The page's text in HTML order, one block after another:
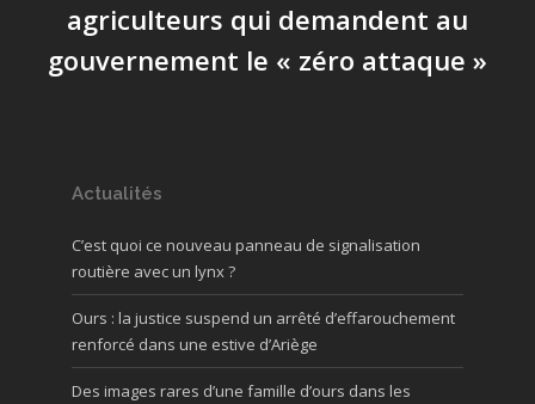
agriculteurs qui demandent au
gouvernement le « zéro attaque »
Actualités
C’est quoi ce nouveau panneau de signalisation
routière avec un lynx ?
Ours : la justice suspend un arrêté d’effarouchement
renforcé dans une estive d’Ariège
Des images rares d’une famille d’ours dans les